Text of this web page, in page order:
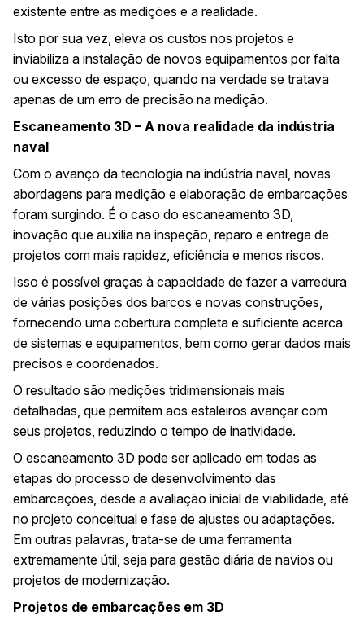
existente entre as medições e a realidade.
Isto por sua vez, eleva os custos nos projetos e
inviabiliza a instalação de novos equipamentos por falta
ou excesso de espaço, quando na verdade se tratava
apenas de um erro de precisão na medição.
Escaneamento 3D – A nova realidade da indústria
naval
Com o avanço da tecnologia na indústria naval, novas
abordagens para medição e elaboração de embarcações
foram surgindo. É o caso do escaneamento 3D,
inovação que auxilia na inspeção, reparo e entrega de
projetos com mais rapidez, eficiência e menos riscos.
Isso é possível graças à capacidade de fazer a varredura
de várias posições dos barcos e novas construções,
fornecendo uma cobertura completa e suficiente acerca
de sistemas e equipamentos, bem como gerar dados mais
precisos e coordenados.
O resultado são medições tridimensionais mais
detalhadas, que permitem aos estaleiros avançar com
seus projetos, reduzindo o tempo de inatividade.
O escaneamento 3D pode ser aplicado em todas as
etapas do processo de desenvolvimento das
embarcações, desde a avaliação inicial de viabilidade, até
no projeto conceitual e fase de ajustes ou adaptações.
Em outras palavras, trata-se de uma ferramenta
extremamente útil, seja para gestão diária de navios ou
projetos de modernização.
Projetos de embarcações em 3D